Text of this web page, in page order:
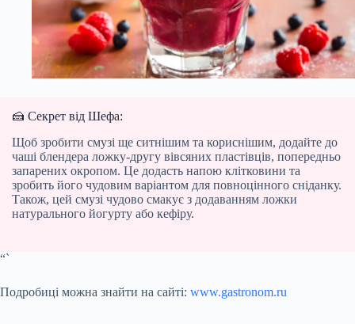
🍰 Секрет від Шефа:
Щоб зробити смузі ще ситнішим та кориснішим, додайте до
чаші блендера ложку-другу вівсяних пластівців, попередньо
запарених окропом. Це додасть напою клітковини та
зробить його чудовим варіантом для повноцінного сніданку.
Також, цей смузі чудово смакує з додаванням ложки
натурального йогурту або кефіру.
“`
Подробиці можна знайти на сайті: www.gastronom.ru